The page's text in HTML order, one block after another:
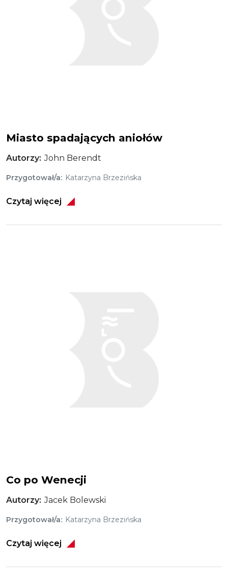
Miasto spadających aniołów
Autorzy John Berendt
Przygotował/a Katarzyna Brzezińska
Czytaj więcej
Co po Wenecji
Autorzy Jacek Bolewski
Przygotował/a Katarzyna Brzezińska
Czytaj więcej